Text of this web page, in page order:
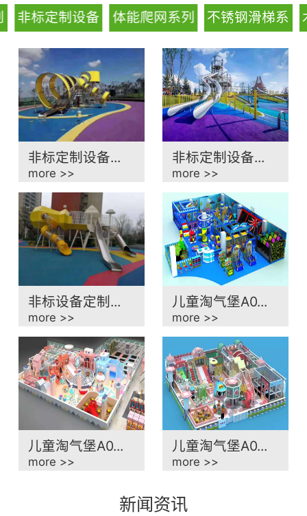
非标定制设备 体能爬网系列
不锈钢滑梯系
列
非标定制设备...
more >>
非标定制设备...
more >>
非标设备定制...
more >>
儿童淘气堡A0...
more >>
儿童淘气堡A0...
more >>
儿童淘气堡A0...
more >>
新闻资讯